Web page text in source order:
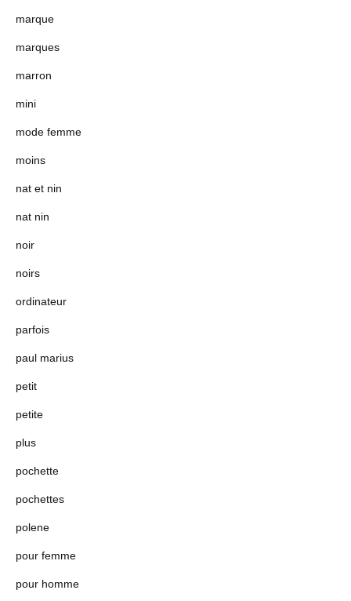
marque
marques
marron
mini
mode femme
moins
nat et nin
nat nin
noir
noirs
ordinateur
parfois
paul marius
petit
petite
plus
pochette
pochettes
polene
pour femme
pour homme